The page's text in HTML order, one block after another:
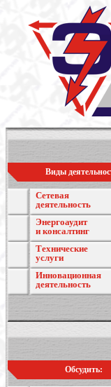
Виды
Сетевая
деятельность
Энергоаудит
и консалтинг
Технические
услуги
Инновационная
деятельность
Обсудить: